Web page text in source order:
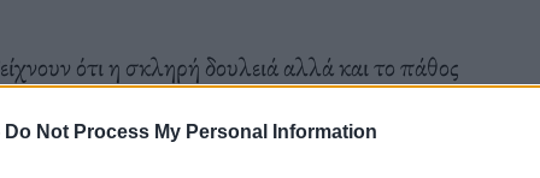
Do Not Process My Personal Information
ότι η σκληρή δουλειά αλλά και το πάθος